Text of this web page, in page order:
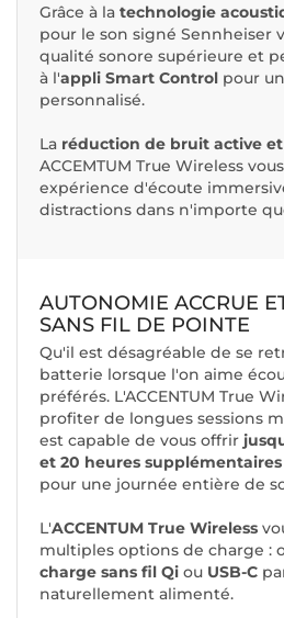
Grâce à la technologie
pour le son signé Sennheiser
qualité sonore supérieure et
à l'appli Smart Control pour
personnalisé.
La réduction de bruit active
ACCEMTUM True Wireless
expérience d'écoute
distractions dans n'importe
AUTONOMIE ACCRUE
SANS FIL DE POINTE
Qu'il est désagréable de se
batterie lorsque l'on aime
préférés. L'ACCENTUM True
profiter de longues sessions
est capable de vous offrir
et 20 heures
pour une journée entière de
L'ACCENTUM True Wireless
multiples options de charge :
charge sans fil Qi ou USB-C
naturellement alimenté.